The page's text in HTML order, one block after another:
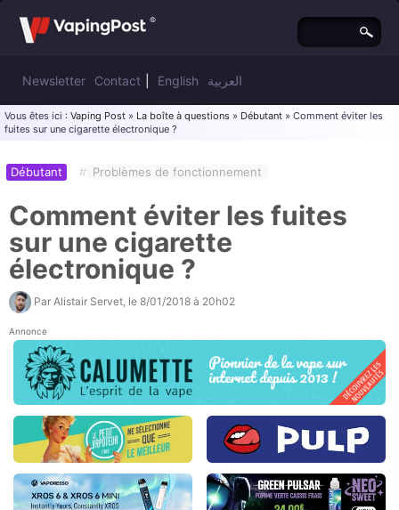
Newsletter Contact English العربية
Vous êtes ici : Vaping Post » La boîte à questions » Débutant » Comment éviter les
fuites sur une cigarette électronique ?
Débutant # Problèmes de fonctionnement
Comment éviter les fuites
sur une cigarette
électronique ?
Par Alistair Servet , le 8/01/2018 à 20h02
Annonce